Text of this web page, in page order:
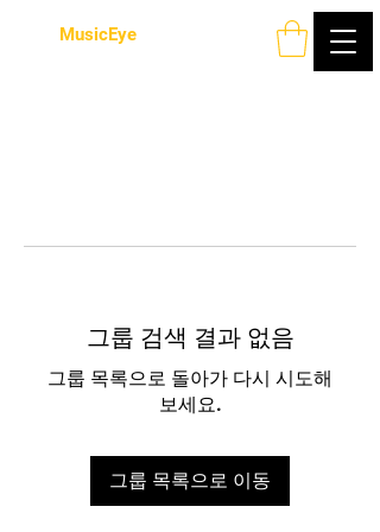
MusicEye
그룹 검색 결과 없음
그룹 목록으로 돌아가 다시 시도해
보세요.
그룹 목록으로 이동